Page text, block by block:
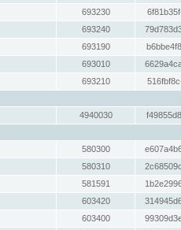
693230
693240
693190
693010
693210
4940030
580300
580310
581591
603420
603400